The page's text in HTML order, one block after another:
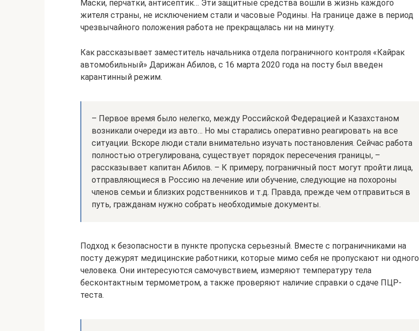
Маски, перчатки, антисептик… Эти защитные средства вошли в жизнь каждого
жителя страны, не исключением стали и часовые Родины. На границе даже в период
чрезвычайного положения работа не прекращалась ни на минуту.
Как рассказывает заместитель начальника отдела пограничного контроля «Кайрак
автомобильный» Дарижан Абилов, с 16 марта 2020 года на посту был введен
карантинный режим.
– Первое время было нелегко, между Российской Федерацией и Казахстаном
возникали очереди из авто… Но мы старались оперативно реагировать на все
ситуации. Вскоре люди стали внимательно изучать постановления. Сейчас работа
полностью отрегулирована, существует порядок пересечения границы, –
рассказывает капитан Абилов. – К примеру, пограничный пост могут пройти лица,
отправляющиеся в Россию на лечение или обучение, следующие на похороны
членов семьи и близких родственников и т.д. Правда, прежде чем отправиться в
путь, гражданам нужно собрать необходимые документы.
Подход к безопасности в пункте пропуска серьезный. Вместе с пограничниками на
посту дежурят медицинские работники, которые мимо себя не пропускают ни одного
человека. Они интересуются самочувствием, измеряют температуру тела
бесконтактным термометром, а также проверяют наличие справки о сдаче ПЦР-
теста.